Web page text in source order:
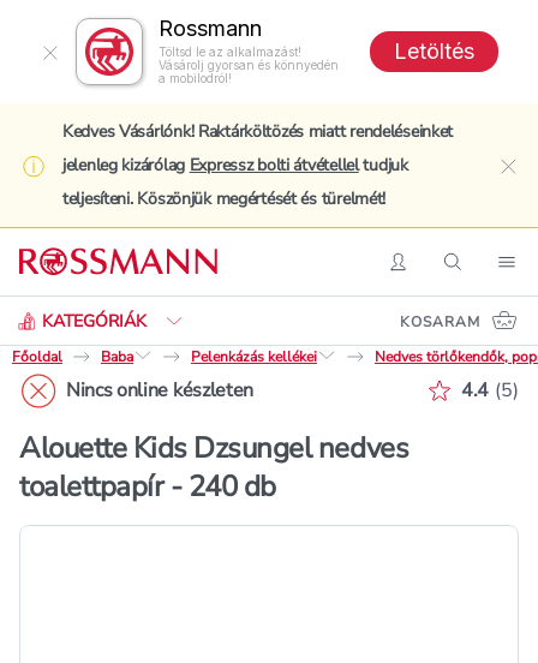
Rossmann
Töltsd le az alkalmazást!
Vásárolj gyorsan és könnyedén
a mobilodról!
Letöltés
Kedves Vásárlónk! Raktárköltözés miatt rendeléseinket
jelenleg kizárólag Expressz bolti átvételleltudjuk
teljesíteni. Köszönjük megértését és türelmét!
BelépésKeresés
KATEGÓRIÁK
Keresés
KOSARAM
Főoldal
Baba Pelenkázás kellékei Nedves törlőkendők,
Nincs online készleten 4.4 (5)
Alouette Kids Dzsungel nedves
toalettpapír - 240 db